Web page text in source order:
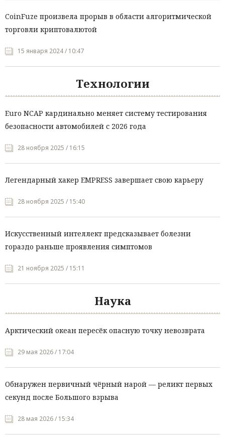
CoinFuze произвела прорыв в области алгоритмической
торговли криптовалютой
15 января 2024 / 10:47
Технологии
Euro NCAP кардинально меняет систему тестирования
безопасности автомобилей с 2026 года
28 ноября 2025 / 16:15
Легендарный хакер EMPRESS завершает свою карьеру
28 ноября 2025 / 15:40
Искусственный интеллект предсказывает болезни
гораздо раньше проявления симптомов
21 ноября 2025 / 15:11
Наука
Арктический океан пересёк опасную точку невозврата
29 мая 2026 / 17:04
Обнаружен первичный чёрный нарой — реликт первых
секунд после Большого взрыва
28 мая 2026 / 15:34